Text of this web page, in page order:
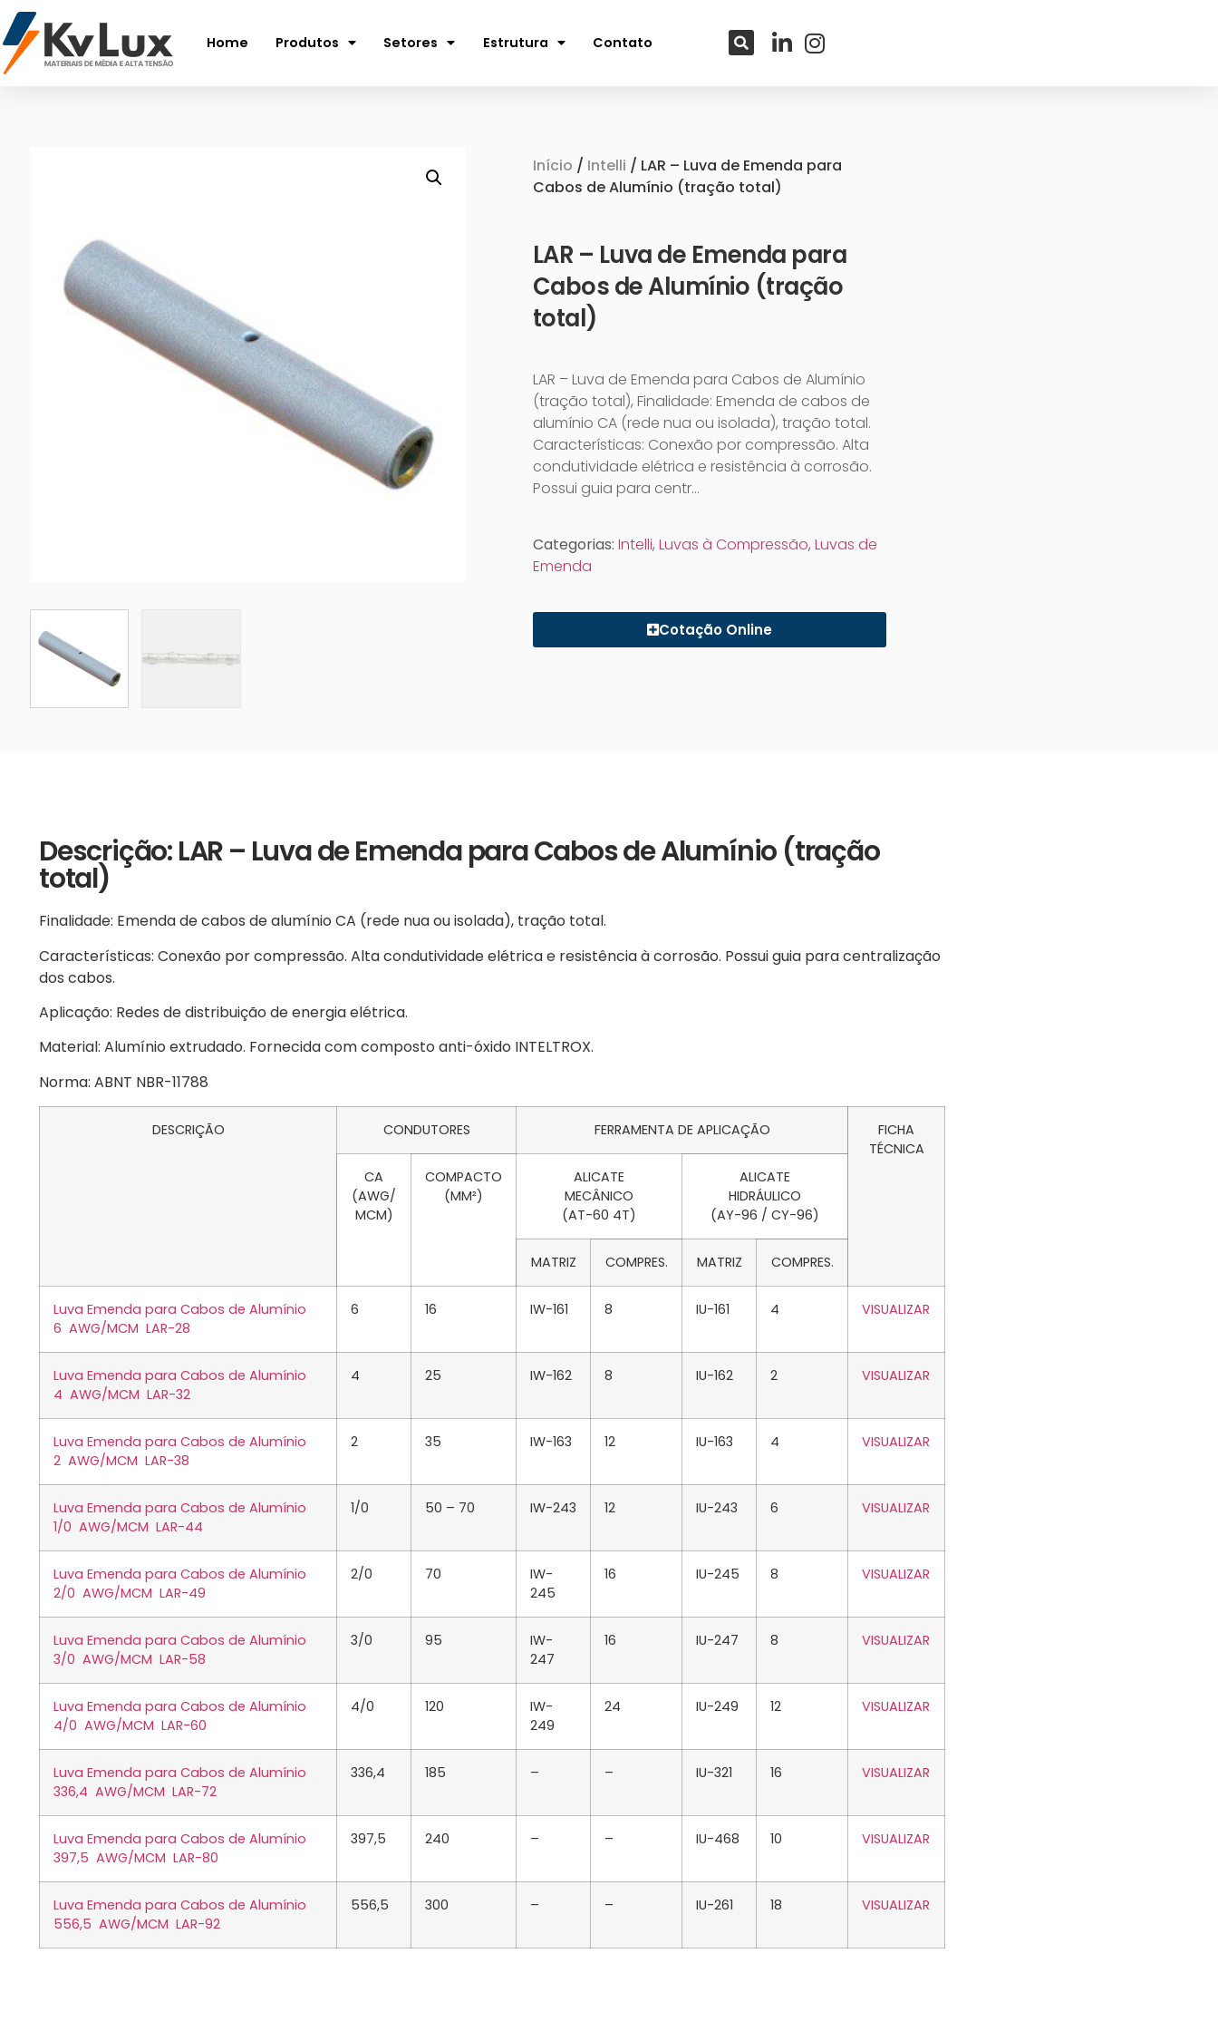
Home Produtos Setores Estrutura Contato
Início / Intelli / LAR – Luva de Emenda para
Cabos de Alumínio (tração total)
LAR – Luva de Emenda para
Cabos de Alumínio (tração
total)
LAR – Luva de Emenda para Cabos de Alumínio
(tração total), Finalidade: Emenda de cabos de
alumínio CA (rede nua ou isolada), tração total.
Características: Conexão por compressão. Alta
condutividade elétrica e resistência à corrosão.
Possui guia para centr…
Categorias: Intelli, Luvas à Compressão, Luvas de
Emenda
Cotação Online
Descrição: LAR – Luva de Emenda para Cabos de Alumínio (tração
total)
Finalidade: Emenda de cabos de alumínio CA (rede nua ou isolada), tração total.
Características: Conexão por compressão. Alta condutividade elétrica e resistência à corrosão. Possui guia para centralização
dos cabos.
Aplicação: Redes de distribuição de energia elétrica.
Material: Alumínio extrudado. Fornecida com composto anti-óxido INTELTROX.
Norma: ABNT NBR-11788
DESCRIÇÃO CONDUTORES FERRAMENTA DE APLICAÇÃO
FICHA
TÉCNICA
CA
(AWG/
MCM)
COMPACTO
(MM²)
ALICATE
MECÂNICO
(AT-60 4T)
ALICATE
HIDRÁULICO
(AY-96 / CY-96)
MATRIZ COMPRES. MATRIZ COMPRES.
Luva Emenda para Cabos de Alumínio
6 AWG/MCM LAR-28
6 16 IW-161 8 IU-161 4 VISUALIZAR
Luva Emenda para Cabos de Alumínio
4 AWG/MCM LAR-32
4 25 IW-162 8 IU-162 2 VISUALIZAR
Luva Emenda para Cabos de Alumínio
2 AWG/MCM LAR-38
2 35 IW-163 12 IU-163 4 VISUALIZAR
Luva Emenda para Cabos de Alumínio
1/0 AWG/MCM LAR-44
1/0 50 – 70 IW-243 12 IU-243 6 VISUALIZAR
Luva Emenda para Cabos de Alumínio
2/0 AWG/MCM LAR-49
2/0 70
IW-
245
16 IU-245 8 VISUALIZAR
Luva Emenda para Cabos de Alumínio
3/0 AWG/MCM LAR-58
3/0 95
IW-
247
16 IU-247 8 VISUALIZAR
Luva Emenda para Cabos de Alumínio
4/0 AWG/MCM LAR-60
4/0 120
IW-
249
24 IU-249 12 VISUALIZAR
Luva Emenda para Cabos de Alumínio
336,4 AWG/MCM LAR-72
336,4 185 – – IU-321 16 VISUALIZAR
Luva Emenda para Cabos de Alumínio
397,5 AWG/MCM LAR-80
397,5 240 – – IU-468 10 VISUALIZAR
Luva Emenda para Cabos de Alumínio
556,5 AWG/MCM LAR-92
556,5 300 – – IU-261 18 VISUALIZAR